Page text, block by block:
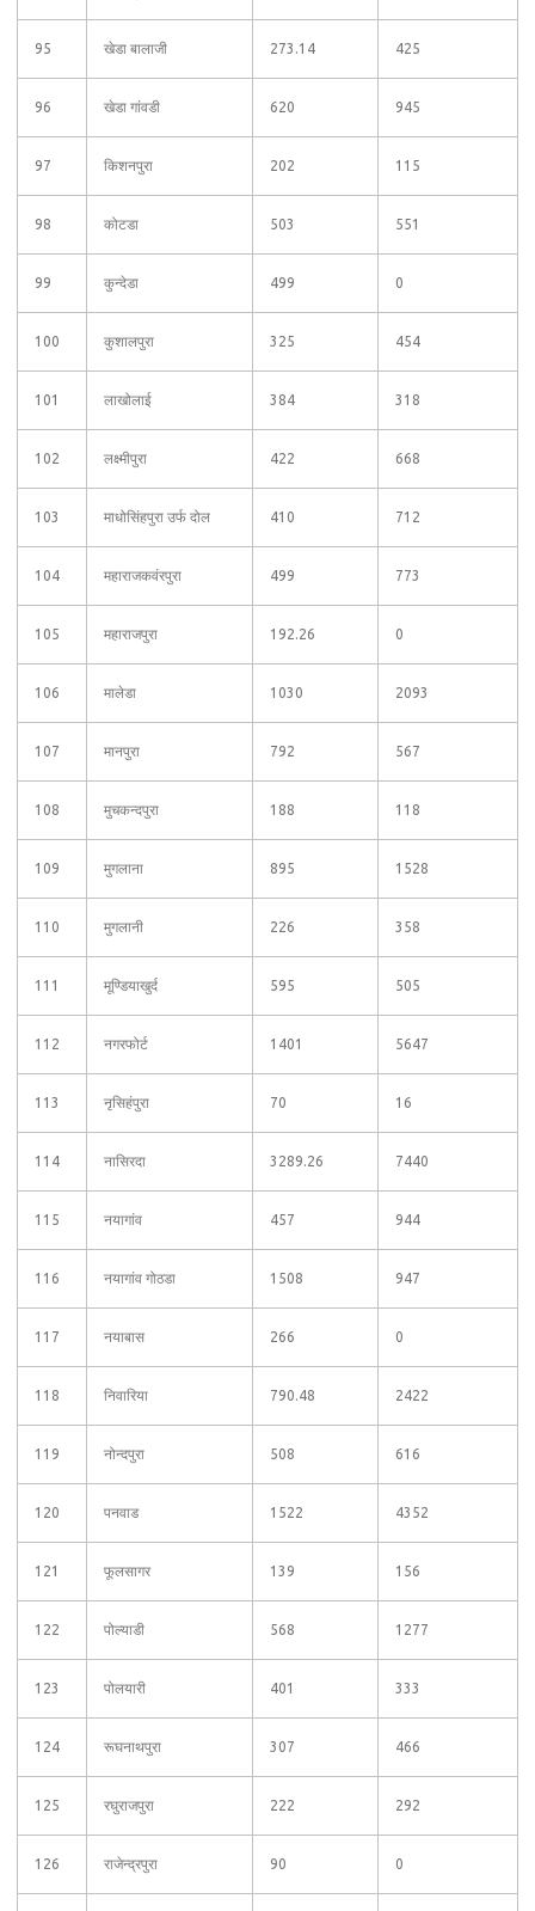
95 खेडा बालाजी 273.14 425
96 खेडा गांवडी 620 945
97 किशनपुरा 202 115
98 कोटडा 503 551
99 कुन्देडा 499 0
100 कुशालपुरा 325 454
101 लाखोलाई 384 318
102 लक्ष्मीपुरा 422 668
103 माधोसिंहपुरा उर्फ दोल 410 712
104 महाराजकवंरपुरा 499 773
105 महाराजपुरा 192.26 0
106 मालेडा 1030 2093
107 मानपुरा 792 567
108 मुचकन्दपुरा 188 118
109 मुगलाना 895 1528
110 मुगलानी 226 358
111 मूण्डियाखुर्द 595 505
112 नगरफोर्ट 1401 5647
113 नृसिहंपुरा 70 16
114 नासिरदा 3289.26 7440
115 नयागांव 457 944
116 नयागांव गोठडा 1508 947
117 नयाबास 266 0
118 निवारिया 790.48 2422
119 नोन्दपुरा 508 616
120 पनवाड 1522 4352
121 फूलसागर 139 156
122 पोल्‍याडी 568 1277
123 पोलयारी 401 333
124 रूघनाथपुरा 307 466
125 रघुराजपुरा 222 292
126 राजेन्द्रपुरा 90 0